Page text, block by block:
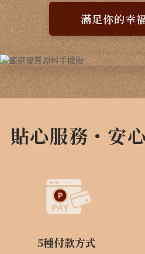
滿足你的幸
貼心服務・安
5種付款方式